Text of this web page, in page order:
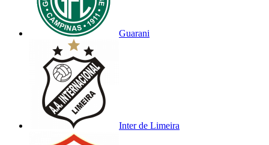
Guarani
Inter de Limeira